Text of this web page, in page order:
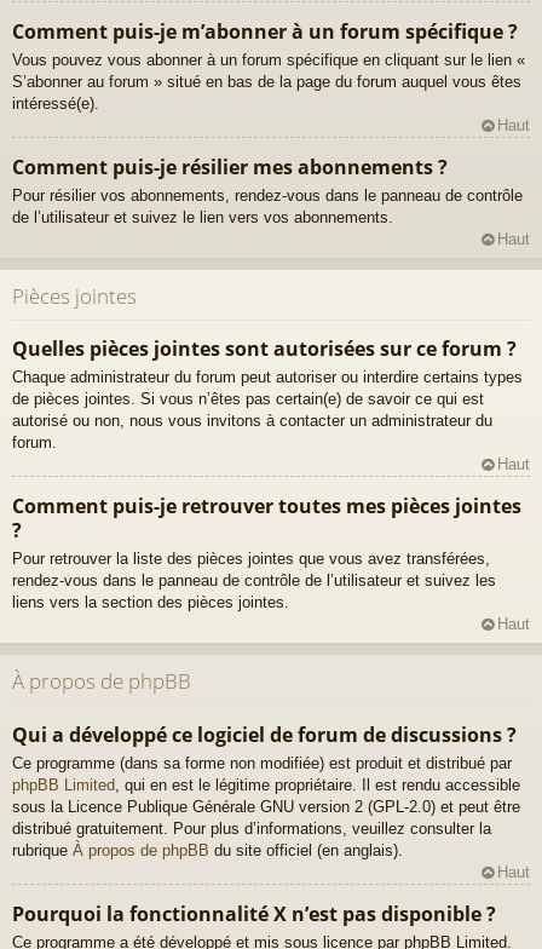
Comment puis-je m’abonner à un forum spécifique ?
Vous pouvez vous abonner à un forum spécifique en cliquant sur le lien «
S’abonner au forum » situé en bas de la page du forum auquel vous êtes
intéressé(e).
Haut
Comment puis-je résilier mes abonnements ?
Pour résilier vos abonnements, rendez-vous dans le panneau de contrôle
de l’utilisateur et suivez le lien vers vos abonnements.
Haut
Pièces jointes
Quelles pièces jointes sont autorisées sur ce forum ?
Chaque administrateur du forum peut autoriser ou interdire certains types
de pièces jointes. Si vous n’êtes pas certain(e) de savoir ce qui est
autorisé ou non, nous vous invitons à contacter un administrateur du
forum.
Haut
Comment puis-je retrouver toutes mes pièces jointes
?
Pour retrouver la liste des pièces jointes que vous avez transférées,
rendez-vous dans le panneau de contrôle de l’utilisateur et suivez les
liens vers la section des pièces jointes.
Haut
À propos de phpBB
Qui a développé ce logiciel de forum de discussions ?
Ce programme (dans sa forme non modifiée) est produit et distribué par
phpBB Limited , qui en est le légitime propriétaire. Il est rendu accessible
sous la Licence Publique Générale GNU version 2 (GPL-2.0) et peut être
distribué gratuitement. Pour plus d’informations, veuillez consulter la
rubrique À propos de phpBB du site officiel (en anglais).
Haut
Pourquoi la fonctionnalité X n’est pas disponible ?
Ce programme a été développé et mis sous licence par phpBB Limited.